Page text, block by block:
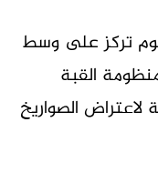
تركز على وسط
القبة
الصواريخ